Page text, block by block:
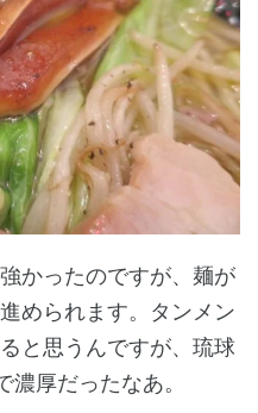
かったのですが、麺が
められます。タンメン
と思うんですが、琉球
厚だったなあ。